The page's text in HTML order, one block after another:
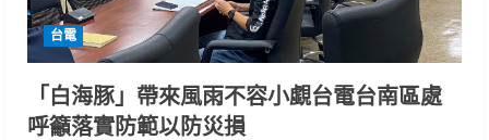
台電
「白海豚」帶來風雨不容小覷台電台南區處
呼籲落實防範以防災損